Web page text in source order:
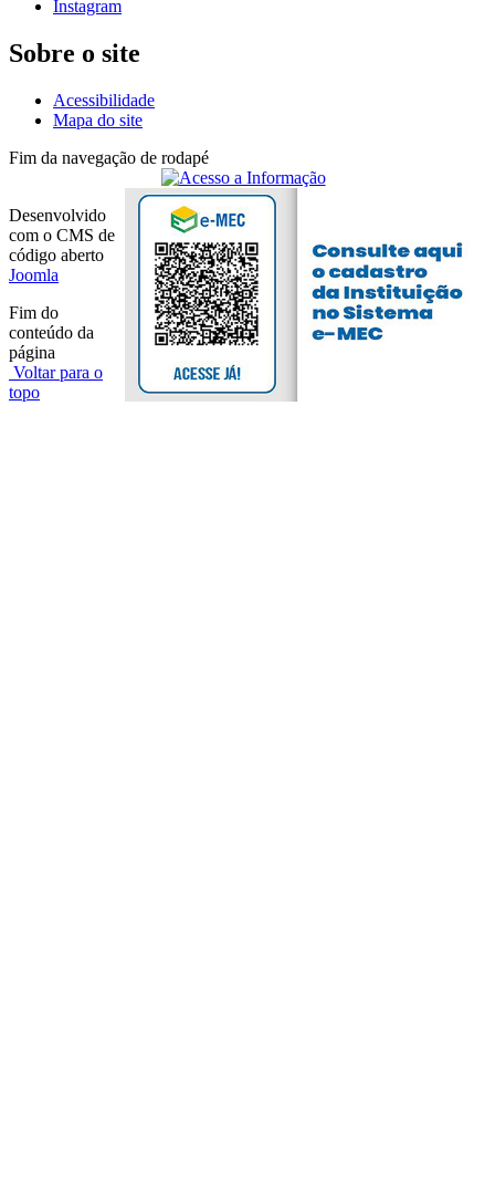
Instagram
Sobre o site
Acessibilidade
Mapa do site
Fim da navegação de rodapé
Desenvolvido
com o CMS de
código aberto
Joomla
Fim do
conteúdo da
página
Voltar para o
topo